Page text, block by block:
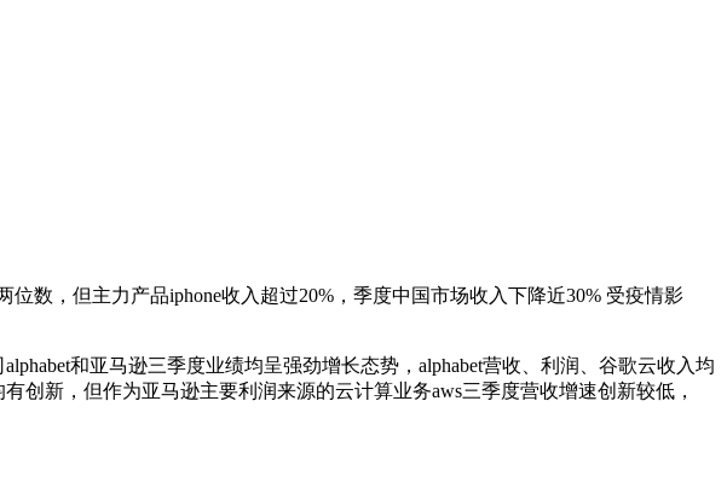
数，但主力产品iphone收入超过20%，季度中国市场收入下降近30% 受疫情影
和亚马逊三季度业绩均呈强劲增长态势，alphabet营收、利润、谷歌云收入均
新，但作为亚马逊主要利润来源的云计算业务aws三季度营收增速创新较低，